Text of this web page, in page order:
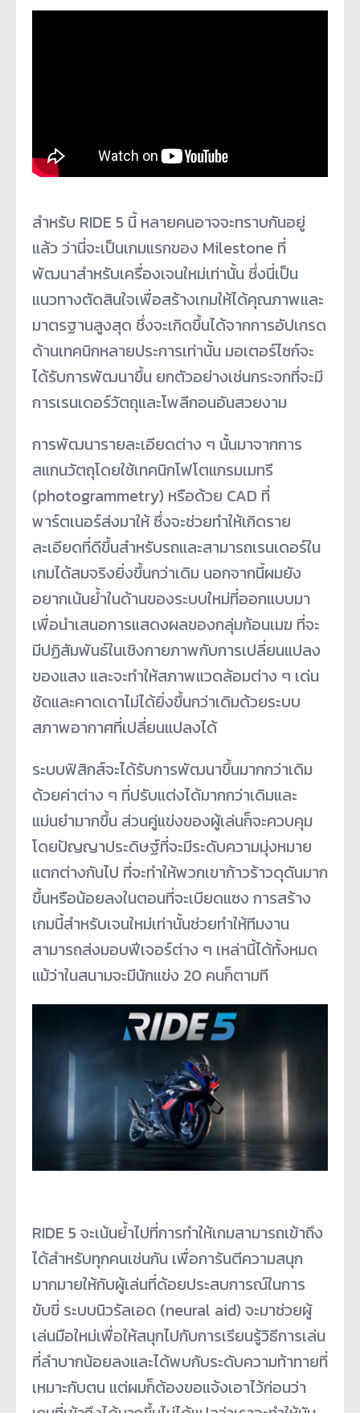
สำหรับ RIDE 5 นี้ หลายคนอาจจะทราบกันอยู่
แล้ว ว่านี่จะเป็นเกมแรกของ Milestone ที่
พัฒนาสำหรับเครื่องเจนใหม่เท่านั้น ซึ่งนี่เป็น
แนวทางตัดสินใจเพื่อสร้างเกมให้ได้คุณภาพและ
มาตรฐานสูงสุด ซึ่งจะเกิดขึ้นได้จากการอัปเกรด
ด้านเทคนิกหลายประการเท่านั้น มอเตอร์ไซก์จะ
ได้รับการพัฒนาขึ้น ยกตัวอย่างเช่นกระจกที่จะมี
การเรนเดอร์วัตถุและโพลีกอนอันสวยงาม
การพัฒนารายละเอียดต่าง ๆ นั้นมาจากการ
สแกนวัตถุโดยใช้เทคนิกโฟโตแกรมเมทรี
(photogrammetry) หรือด้วย CAD ที่
พาร์ตเนอร์ส่งมาให้ ซึ่งจะช่วยทำให้เกิดราย
ละเอียดที่ดีขึ้นสำหรับรถและสามารถเรนเดอร์ใน
เกมได้สมจริงยิ่งขึ้นกว่าเดิม นอกจากนี้ผมยัง
อยากเน้นย้ำในด้านของระบบใหม่ที่ออกแบบมา
เพื่อนำเสนอการแสดงผลของกลุ่มก้อนเมฆ ที่จะ
มีปฏิสัมพันธ์ในเชิงกายภาพกับการเปลี่ยนแปลง
ของแสง และจะทำให้สภาพแวดล้อมต่าง ๆ เด่น
ชัดและคาดเดาไม่ได้ยิ่งขึ้นกว่าเดิมด้วยระบบ
สภาพอากาศที่เปลี่ยนแปลงได้
ระบบฟิสิกส์จะได้รับการพัฒนาขึ้นมากกว่าเดิม
ด้วยค่าต่าง ๆ ที่ปรับแต่งได้มากกว่าเดิมและ
แม่นยำมากขึ้น ส่วนคู่แข่งของผู้เล่นก็จะควบคุม
โดยปัญญาประดิษฐ์ที่จะมีระดับความมุ่งหมาย
แตกต่างกันไป ที่จะทำให้พวกเขาก้าวร้าวดุดันมาก
ขึ้นหรือน้อยลงในตอนที่จะเบียดแซง การสร้าง
เกมนี้สำหรับเจนใหม่เท่านั้นช่วยทำให้ทีมงาน
สามารถส่งมอบฟีเจอร์ต่าง ๆ เหล่านี้ได้ทั้งหมด
แม้ว่าในสนามจะมีนักแข่ง 20 คนก็ตามที
RIDE 5 จะเน้นย้ำไปที่การทำให้เกมสามารถเข้าถึง
ได้สำหรับทุกคนเช่นกัน เพื่อการันตีความสนุก
มากมายให้กับผู้เล่นที่ด้อยประสบการณ์ในการ
ขับขี่ ระบบนิวรัลเอด (neural aid) จะมาช่วยผู้
เล่นมือใหม่เพื่อให้สนุกไปกับการเรียนรู้วิธีการเล่น
ที่ลำบากน้อยลงและได้พบกับระดับความท้าทายที่
เหมาะกับตน แต่ผมก็ต้องขอแจ้งเอาไว้ก่อนว่า